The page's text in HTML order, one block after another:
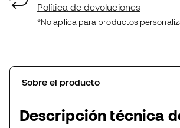
Política de devoluciones
*No aplica para productos
Sobre el producto
Descripción técnica